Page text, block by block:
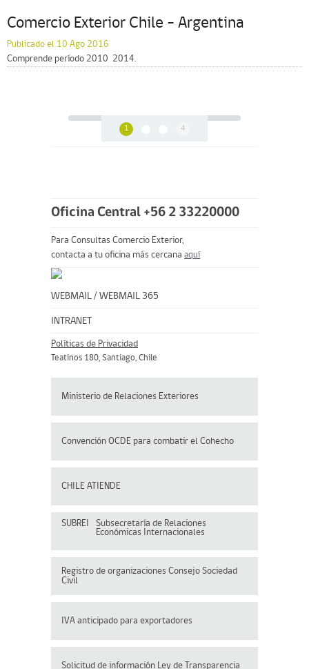
Comercio Exterior Chile – Argentina
Publicado el 10 Ago 2016
Comprende período 2010  2014.
1 4
Oficina Central +56 2 33220000
Para Consultas Comercio Exterior,
contacta a tu oficina más cercana aquí
WEBMAIL / WEBMAIL 365
INTRANET
Políticas de Privacidad
Teatinos 180, Santiago, Chile
Ministerio de Relaciones Exteriores
Convención OCDE para combatir el Cohecho
CHILE ATIENDE
SUBREI
Subsecretaría de Relaciones
Económicas Internacionales
Registro de organizaciones Consejo Sociedad
Civil
IVA anticipado para exportadores
Solicitud de información Ley de Transparencia